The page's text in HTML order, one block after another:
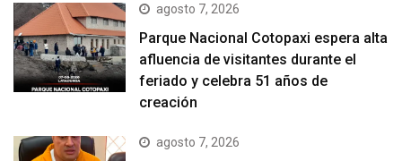
agosto 7, 2026
Parque Nacional Cotopaxi espera alta
afluencia de visitantes durante el
feriado y celebra 51 años de
creación
agosto 7, 2026